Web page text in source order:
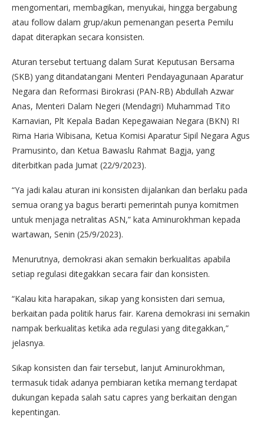
mengomentari, membagikan, menyukai, hingga bergabung
atau follow dalam grup/akun pemenangan peserta Pemilu
dapat diterapkan secara konsisten.
Aturan tersebut tertuang dalam Surat Keputusan Bersama
(SKB) yang ditandatangani Menteri Pendayagunaan Aparatur
Negara dan Reformasi Birokrasi (PAN-RB) Abdullah Azwar
Anas, Menteri Dalam Negeri (Mendagri) Muhammad Tito
Karnavian, Plt Kepala Badan Kepegawaian Negara (BKN) RI
Rima Haria Wibisana, Ketua Komisi Aparatur Sipil Negara Agus
Pramusinto, dan Ketua Bawaslu Rahmat Bagja, yang
diterbitkan pada Jumat (22/9/2023).
“Ya jadi kalau aturan ini konsisten dijalankan dan berlaku pada
semua orang ya bagus berarti pemerintah punya komitmen
untuk menjaga netralitas ASN,” kata Aminurokhman kepada
wartawan, Senin (25/9/2023).
Menurutnya, demokrasi akan semakin berkualitas apabila
setiap regulasi ditegakkan secara fair dan konsisten.
“Kalau kita harapakan, sikap yang konsisten dari semua,
berkaitan pada politik harus fair. Karena demokrasi ini semakin
nampak berkualitas ketika ada regulasi yang ditegakkan,”
jelasnya.
Sikap konsisten dan fair tersebut, lanjut Aminurokhman,
termasuk tidak adanya pembiaran ketika memang terdapat
dukungan kepada salah satu capres yang berkaitan dengan
kepentingan.